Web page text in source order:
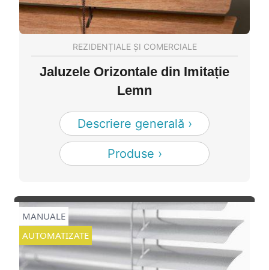
REZIDENȚIALE ȘI COMERCIALE
Jaluzele Orizontale din Imitație
Lemn
Descriere generală ›
Produse ›
MANUALE
AUTOMATIZATE